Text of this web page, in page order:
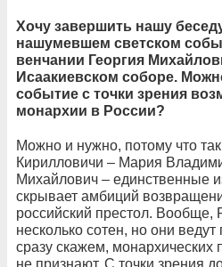
Хочу завершить нашу
нашумевшем светском
венчании Георгия
Исаакиевском соборе.
событие с точки зрения
монархии в России?
Можно и нужно, потому что
Кирилловичи – Мария
Михайлович – единственные
скрывает амбиций
российский престол.
несколько сотен, но они
сразу скажем, монархических
не признают. С точки зрения